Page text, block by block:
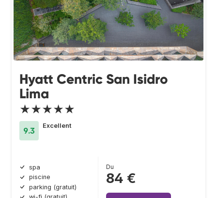
Hyatt Centric San Isidro
Lima
★★★★★
9.3
Excellent
spa
piscine
parking (gratuit)
Du
84 €